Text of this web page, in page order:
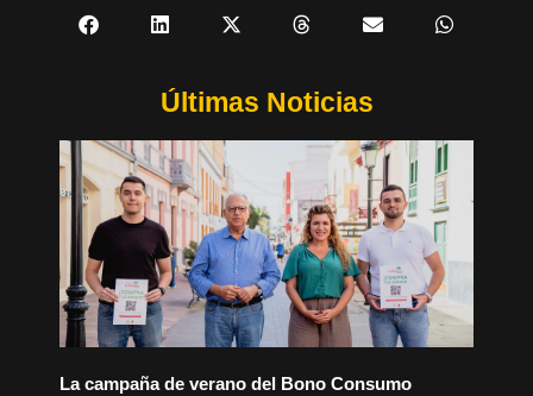
Últimas Noticias
La campaña de verano del Bono Consumo